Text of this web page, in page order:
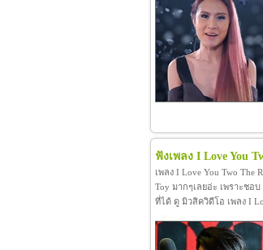
ฟังเพลง I Love You
เพลง I Love You Two The
Toy มากๆเลยอ่ะ เพราะชอบ
ที่ได้ ดู มิวสิควิดีโอ เพลง I